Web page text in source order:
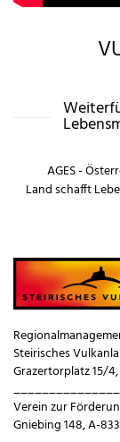
AGES -
Land schafft
Steirisches
Grazertorplatz 15/
Verein zur
Gniebing 148, A-